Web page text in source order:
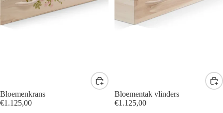
Bloemenkrans
€1.125,00
Bloementak vlinders
€1.125,00